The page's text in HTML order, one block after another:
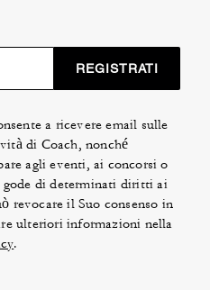
REGISTRATI
a ricevere email sulle
di Coach, nonché
agli eventi, ai concorsi o
di determinati diritti ai
revocare il Suo consenso in
ulteriori informazioni nella
.